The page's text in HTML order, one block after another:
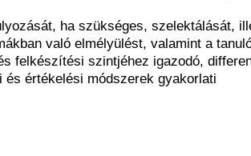
ha szükséges, szelektálását,
való elmélyülést, valamint a
felkészítési szintjéhez igazodó,
és értékelési módszerek gyakorlati